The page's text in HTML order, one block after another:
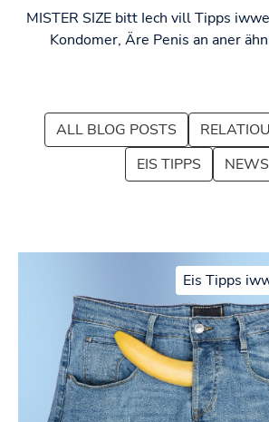
MISTER SIZE bitt Iech vill Tipps
Kondomer, Äre Penis an aner
ALL BLOG POSTS
EIS TIPPS
NEWS
Eis Tipps